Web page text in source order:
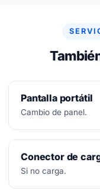
Pantalla portátil
Cambio de panel.
Conector de
Si no carga.